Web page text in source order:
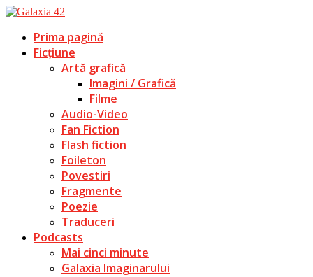
Prima pagină
Ficțiune
Artă grafică
Imagini / Grafică
Filme
Audio-Video
Fan Fiction
Flash fiction
Foileton
Povestiri
Fragmente
Poezie
Traduceri
Podcasts
Mai cinci minute
Galaxia Imaginarului